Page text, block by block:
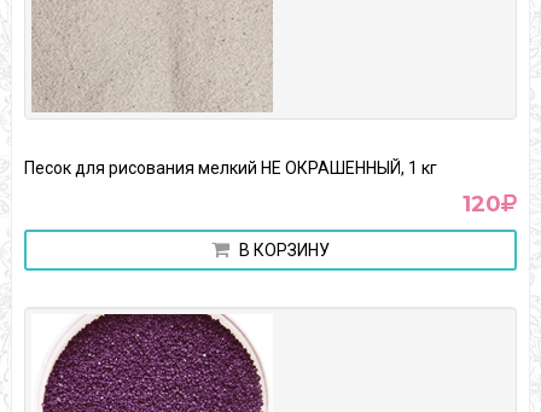
Песок для рисования мелкий НЕ ОКРАШЕННЫЙ, 1 кг
120
В КОРЗИНУ